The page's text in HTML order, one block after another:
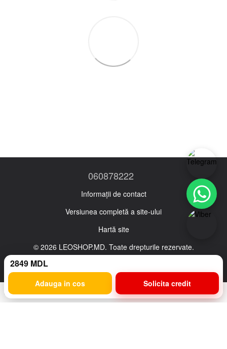
060878222
Informații de contact
Versiunea completă a site-ului
Hartă site
© 2026 LEOSHOP.MD. Toate drepturile rezervate.
Magazin online creat cu Horoshop
2849 MDL
Adauga in cos Solicita credit